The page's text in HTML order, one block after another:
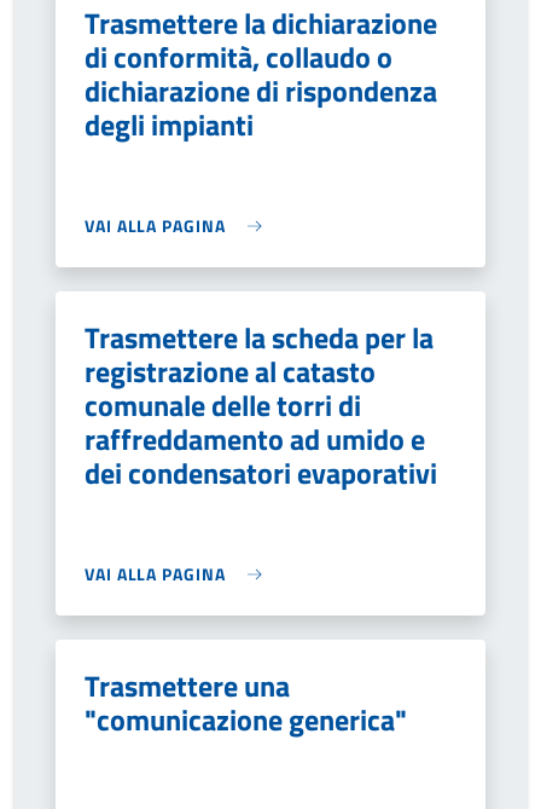
Trasmettere la dichiarazione
di conformità, collaudo o
dichiarazione di rispondenza
degli impianti
VAI ALLA PAGINA
Trasmettere la scheda per la
registrazione al catasto
comunale delle torri di
raffreddamento ad umido e
dei condensatori evaporativi
VAI ALLA PAGINA
Trasmettere una
"comunicazione generica"